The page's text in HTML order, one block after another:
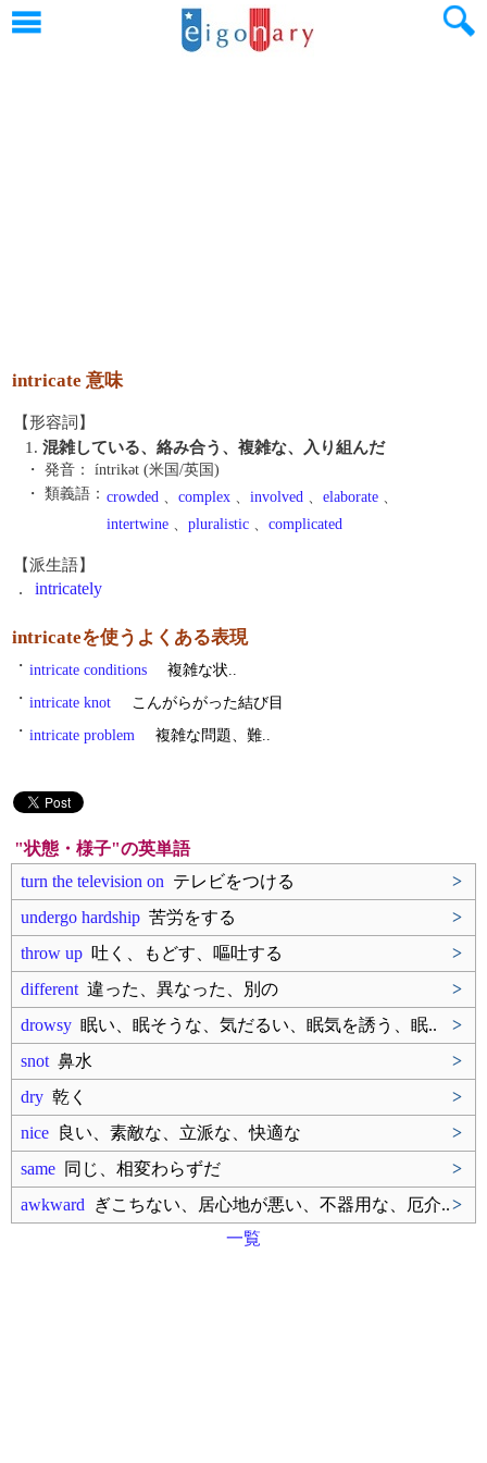
intricate 意味
【形容詞】
1. 混雑している、絡み合う、複雑な、入り組んだ
・ 発音：
íntrikət (米国/英国)
・ 類義語： crowded 、 complex 、 involved 、 elaborate 、
intertwine 、 pluralistic 、 complicated
【派生語】
. intricately
intricateを使うよくある表現
・ intricate conditions
複雑な状..
・ intricate knot
こんがらがった結び目
・ intricate problem 複雑な問題、難..
"状態・様子"の英単語
turn the television on テレビをつける
>
undergo hardship 苦労をする
>
throw up 吐く、もどす、嘔吐する
>
different 違った、異なった、別の
>
drowsy 眠い、眠そうな、気だるい、眠気を誘う、眠..
>
snot 鼻水
>
dry 乾く
>
nice 良い、素敵な、立派な、快適な
>
same 同じ、相変わらずだ
>
awkward ぎこちない、居心地が悪い、不器用な、厄介..>
一覧